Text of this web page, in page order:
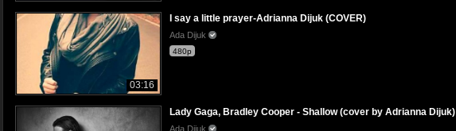
03:16
I say a little prayer-Adrianna Dijuk (COVER)
Ada Dijuk
480p
Lady Gaga, Bradley Cooper - Shallow (cover by Adrianna Dijuk)
Ada Dijuk